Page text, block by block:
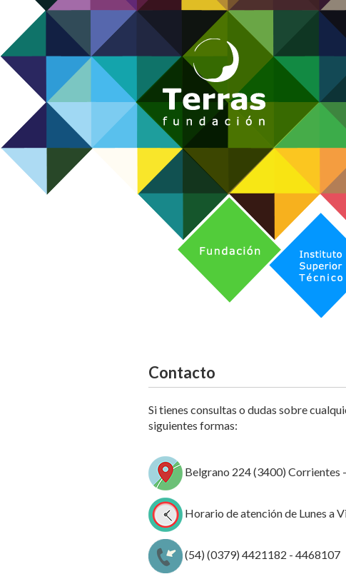
Fundación
Instituto Superior Técnico
Contacto
Si tienes consultas o dudas sobre
siguientes formas:
Belgrano 224 (3400) Corrientes
Horario de atención de Lunes a
(54) (0379) 4421182 - 4468107